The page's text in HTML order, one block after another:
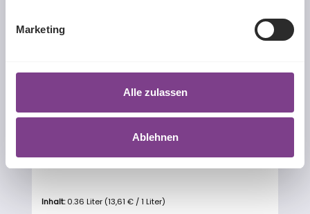
Marketing
Alle zulassen
Ablehnen
EYEsaline
Inhalt:0.36 Liter (13,61 € / 1 Liter)